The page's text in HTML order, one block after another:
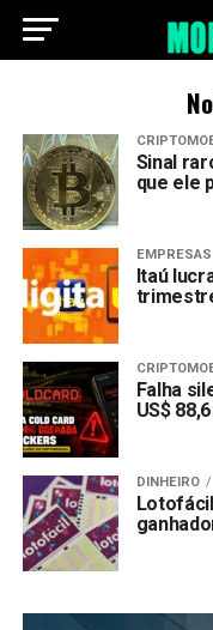
Sinal
que ele
EMPRESAS
Itaú
Falha
US$
DINHEIRO